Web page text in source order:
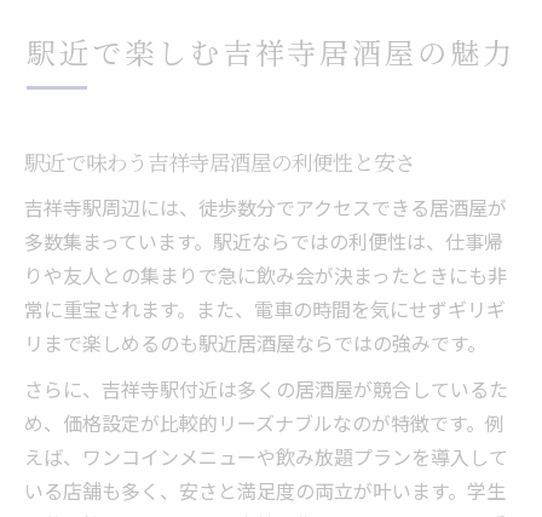
おしゃれな吉祥寺居酒屋で女子会に最適
SNSで話題のおしゃれ居酒屋を満喫
居酒屋デートにぴったりな雰囲気を重視
安さを重視するなら吉祥寺周辺へ
安さで選ぶ吉祥寺居酒屋の賢い活用法
リーズナブルな吉祥寺居酒屋の見極め方
吉祥寺駅周辺で安い居酒屋を満喫する
コスパ最強の吉祥寺居酒屋ランキング
個室でゆったりできる居酒屋案内
駅近で楽しむ吉祥寺居酒屋の魅力
駅近で味わう吉祥寺居酒屋の利便性と安さ
吉祥寺駅周辺には、徒歩数分でアクセスできる居酒屋が
多数集まっています。駅近ならではの利便性は、仕事帰
りや友人との集まりで急に飲み会が決まったときにも非
常に重宝されます。また、電車の時間を気にせずギリギ
リまで楽しめるのも駅近居酒屋ならではの強みです。
さらに、吉祥寺駅付近は多くの居酒屋が競合しているた
め、価格設定が比較的リーズナブルなのが特徴です。例
えば、ワンコインメニューや飲み放題プランを導入して
いる店舗も多く、安さと満足度の両立が叶います。学生